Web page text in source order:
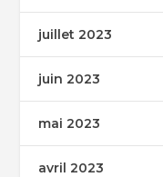
juillet 2023
juin 2023
mai 2023
avril 2023